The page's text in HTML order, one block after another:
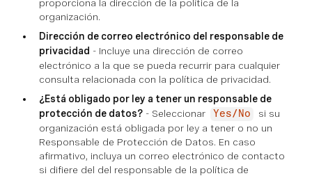
proporciona la dirección de la política de la
organización.
Dirección de correo electrónico del responsable de
privacidad - Incluye una dirección de correo
electrónico a la que se pueda recurrir para cualquier
consulta relacionada con la política de privacidad.
¿Está obligado por ley a tener un responsable de
protección de datos? - Seleccionar Yes/No
si su
organización está obligada por ley a tener o no un
Responsable de Protección de Datos. En caso
afirmativo, incluya un correo electrónico de contacto
si difiere del del responsable de la política de